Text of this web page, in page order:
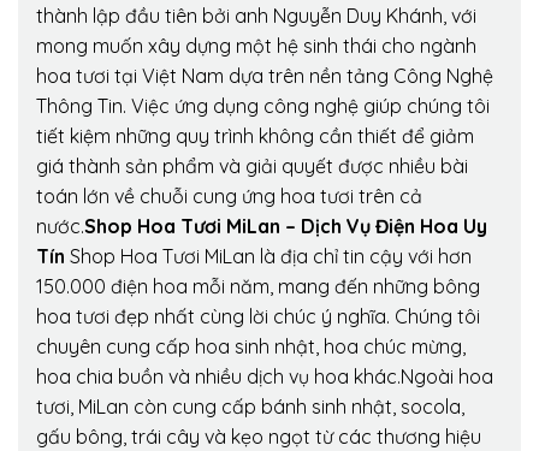
thành lập đầu tiên bởi anh Nguyễn Duy Khánh, với
mong muốn xây dựng một hệ sinh thái cho ngành
hoa tươi tại Việt Nam dựa trên nền tảng Công Nghệ
Thông Tin. Việc ứng dụng công nghệ giúp chúng tôi
tiết kiệm những quy trình không cần thiết để giảm
giá thành sản phẩm và giải quyết được nhiều bài
toán lớn về chuỗi cung ứng hoa tươi trên cả
nước.Shop Hoa Tươi MiLan – Dịch Vụ Điện Hoa Uy
Tín Shop Hoa Tươi MiLan là địa chỉ tin cậy với hơn
150.000 điện hoa mỗi năm, mang đến những bông
hoa tươi đẹp nhất cùng lời chúc ý nghĩa. Chúng tôi
chuyên cung cấp hoa sinh nhật, hoa chúc mừng,
hoa chia buồn và nhiều dịch vụ hoa khác.Ngoài hoa
tươi, MiLan còn cung cấp bánh sinh nhật, socola,
gấu bông, trái cây và kẹo ngọt từ các thương hiệu